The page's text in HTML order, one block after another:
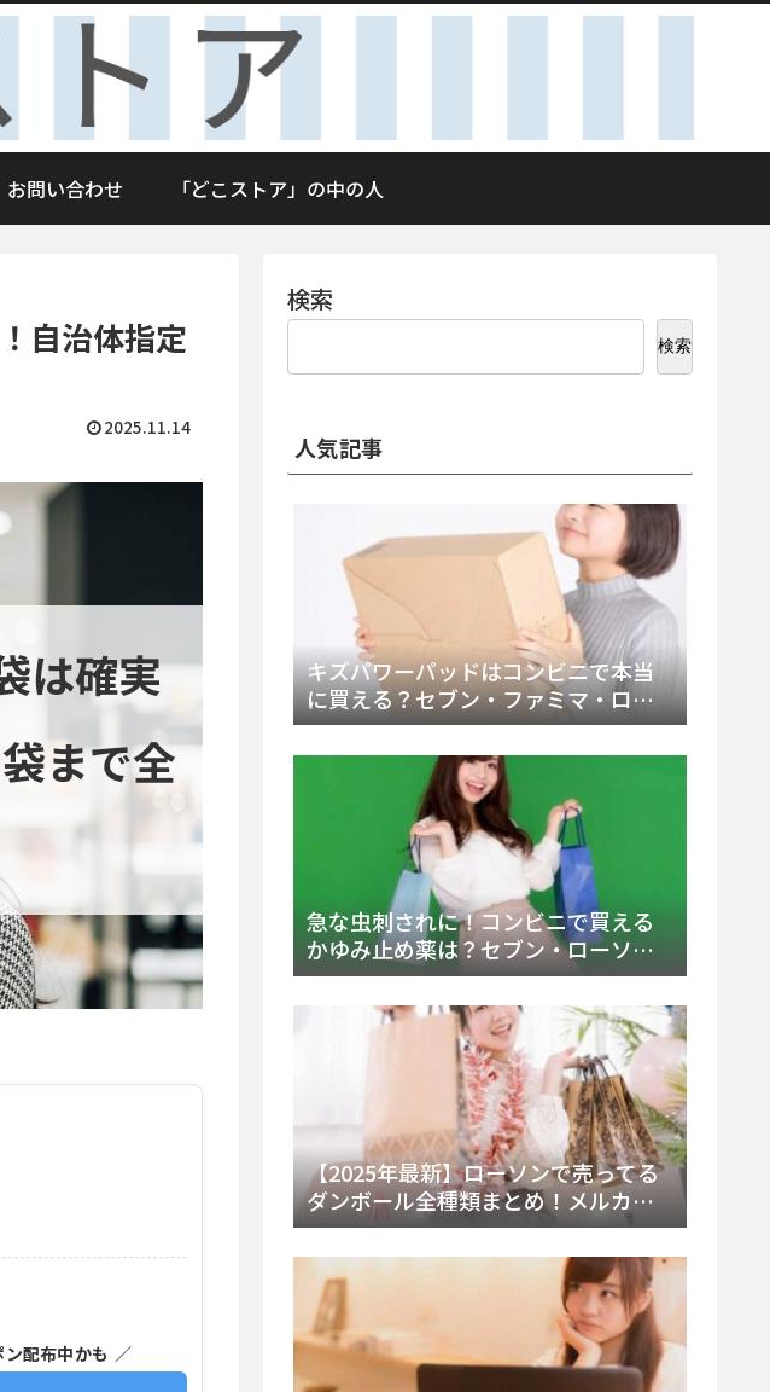
お問い合わせ 「どこストア」の中の人
自治体指定
2025.11.14
は確実
まで全
ン配布中かも ／
検索
検索
人気記事
キズパワーパッドはコンビニで本当
に買える？セブン・ファミマ・ロー
ソン徹底調査＆値段と種類別販売場
所まとめ
急な虫刺されに！コンビニで買える
かゆみ止め薬は？セブン・ローソ
ン・ファミマの販売状況と定番商品
【2025年最新】ローソンで売ってる
ダンボール全種類まとめ！メルカリ
便・ゆうパック対応サイズと価格を
徹底解説